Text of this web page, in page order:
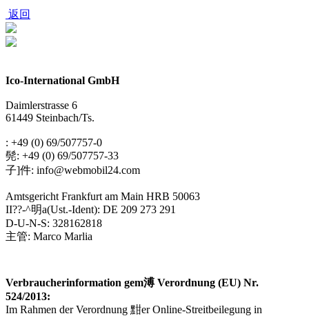
返回
Ico-International GmbH
Daimlerstrasse 6
61449 Steinbach/Ts.
: +49 (0) 69/507757-0
髡: +49 (0) 69/507757-33
子]件: info@webmobil24.com
Amtsgericht Frankfurt am Main HRB 50063
II??-^明a(Ust.-Ident): DE 209 273 291
D-U-N-S: 328162818
主管: Marco Marlia
Verbraucherinformation gem溥 Verordnung (EU) Nr.
524/2013:
Im Rahmen der Verordnung 黚er Online-Streitbeilegung in